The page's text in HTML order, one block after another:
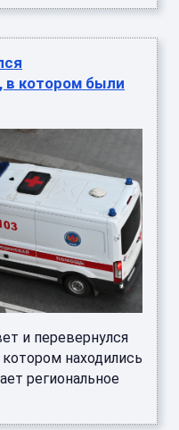
в котором были
и перевернулся
находились
региональное